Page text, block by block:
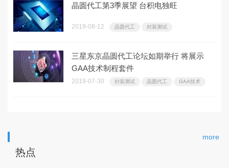
晶圆代工第3季展望 台积电独旺
2019-08-12 晶圆代工 封装测试
三星东京晶圆代工论坛如期举行 将展示
GAA技术制程套件
2019-07-30 封装测试 晶圆代工 GAA技术
热点
more